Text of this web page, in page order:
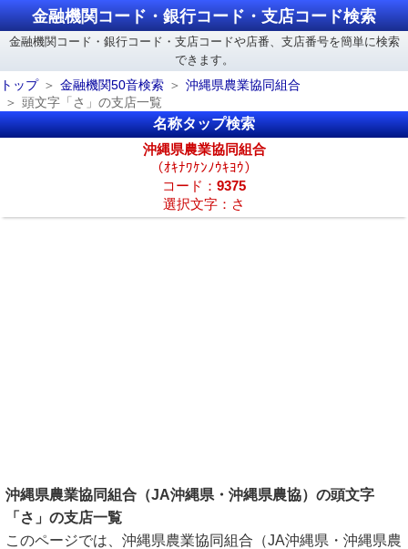
金融機関コード・銀行コード・支店コード検索
金融機関コード・銀行コード・支店コードや店番、支店番号を簡単に検索
できます。
トップ
金融機関50音検索
沖縄県農業協同組合
頭文字「さ」の支店一覧
名称タップ検索
沖縄県農業協同組合
（ｵｷﾅﾜｹﾝﾉｳｷﾖｳ）
コード： 9375
選択文字：さ
沖縄県農業協同組合（JA沖縄県・沖縄県農協）の頭文字
「さ」の支店一覧
このページでは、沖縄県農業協同組合（JA沖縄県・沖縄県農